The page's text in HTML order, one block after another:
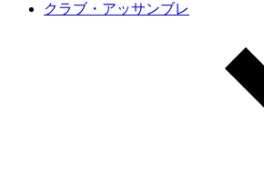
クラブ・アッサンブレ